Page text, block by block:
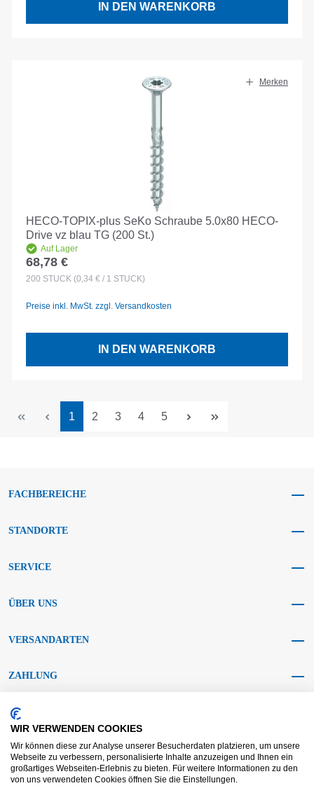
IN DEN WARENKORB
Merken
HECO-TOPIX-plus SeKo Schraube 5.0x80 HECO-
Drive vz blau TG (200 St.)
Auf Lager
Regulärer Preis:
68,78 €
200 STÜCK (0,34 € / 1 STÜCK)
Preise inkl. MwSt. zzgl. Versandkosten
IN DEN WARENKORB
Seite
1 Seite
2 Seite
3 Seite
4 Seite
5
FACHBEREICHE
STANDORTE
SERVICE
ÜBER UNS
VERSANDARTEN
ZAHLUNG
SOCIAL MEDIA
WIR VERWENDEN COOKIES
Wir können diese zur Analyse unserer Besucherdaten platzieren, um unsere
Webseite zu verbessern, personalisierte Inhalte anzuzeigen und Ihnen ein
großartiges Webseiten-Erlebnis zu bieten. Für weitere Informationen zu den
von uns verwendeten Cookies öffnen Sie die Einstellungen.